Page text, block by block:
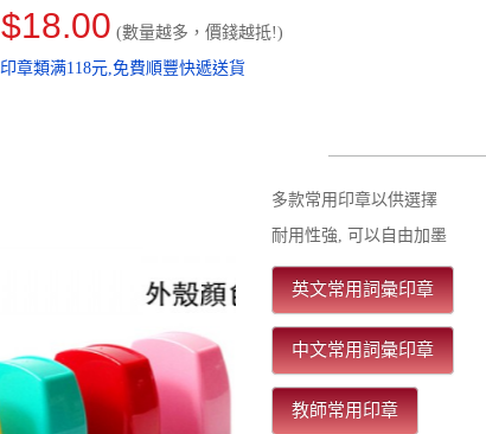
$18.00 (數量越多，價錢越抵!)
印章類满118元,免費順豐快遞送貨
多款常用印章以供選擇
耐用性強, 可以自由加墨
英文常用詞彙印章
中文常用詞彙印章
教師常用印章